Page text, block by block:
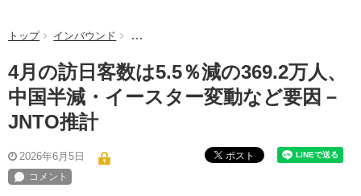
トップ インバウンド 4月の訪日客数は5.5％減の369.2万人、中国半
4月の訪日客数は5.5％減の369.2万人、
中国半減・イースター変動など要因－
JNTO推計
2026年6月5日 ポスト